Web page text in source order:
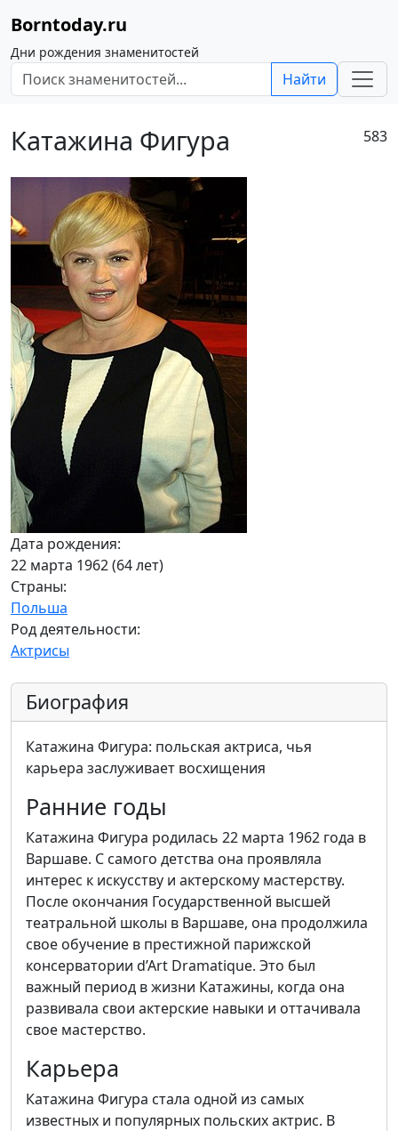
Borntoday.ru
Дни рождения знаменитостей
Найти
Катажина Фигура 583
Дата рождения:
22 марта 1962 (64 лет)
Страны:
Польша
Род деятельности:
Актрисы
Биография
Катажина Фигура: польская актриса, чья
карьера заслуживает восхищения
Ранние годы
Катажина Фигура родилась 22 марта 1962 года в
Варшаве. С самого детства она проявляла
интерес к искусству и актерскому мастерству.
После окончания Государственной высшей
театральной школы в Варшаве, она продолжила
свое обучение в престижной парижской
консерватории d’Art Dramatique. Это был
важный период в жизни Катажины, когда она
развивала свои актерские навыки и оттачивала
свое мастерство.
Карьера
Катажина Фигура стала одной из самых
известных и популярных польских актрис. В